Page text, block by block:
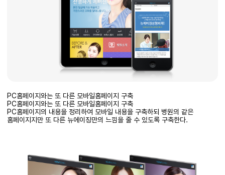
PC홈페이지와는 또 다른 모바일홈페이지 구축
PC홈페이지와는 또 다른 모바일홈페이지 구축
PC홈페이지의 내용을 정리하여 모바일 내용을 구축하되 병원의 같은
홈페이지지만 또 다른 뉴에이징만의 느낌을 줄 수 있도록 구축한다.